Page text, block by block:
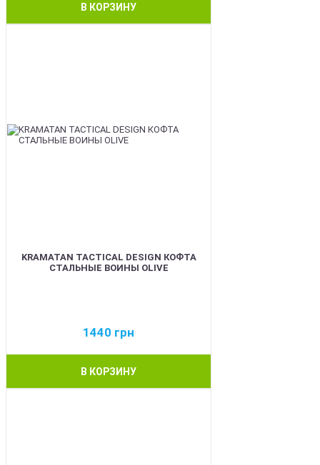
В КОРЗИНУ
KRAMATAN TACTICAL DESIGN КОФТА
СТАЛЬНЫЕ ВОИНЫ OLIVE
1440 грн
В КОРЗИНУ